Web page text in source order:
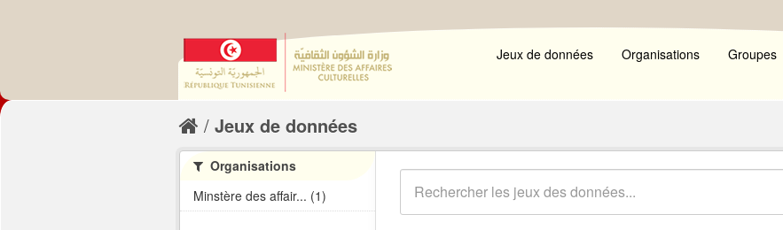
Jeux de données Organisations Groupes
Jeux de données
Organisations
Minstère des affair... (1)